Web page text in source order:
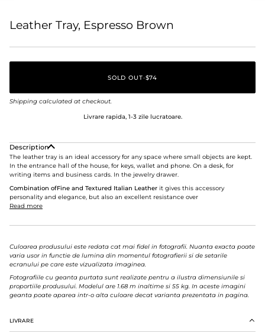
Leather Tray, Espresso Brown
SOLD OUT•$74
Shipping calculated at checkout.
Livrare rapida, 1-3 zile lucratoare.
Description
The leather tray is an ideal accessory for any space where small objects are kept.
In the entrance hall of the house, for keys, wallet and phone. On a desk, for
writing items and business cards. In the jewelry drawer.
Combination ofFine and Textured Italian Leather it gives this accessory
personality and elegance, but also an excellent resistance over
Read more
Culoarea produsului este redata cat mai fidel in fotografii. Nuanta exacta poate
varia usor in functie de lumina din momentul fotografierii si de setarile
ecranului pe care este vizualizata imaginea.
Fotografiile cu geanta purtata sunt realizate pentru a ilustra dimensiunile si
proportiile produsului. Modelul are 1.68 m inaltime si 55 kg. In aceste imagini
geanta poate aparea intr-o alta culoare decat varianta prezentata in pagina.
LIVRARE